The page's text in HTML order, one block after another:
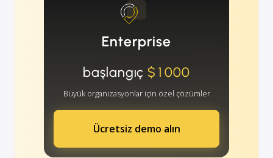
Enterprise
başlangıç$1000
Büyük organizasyonlar için özel çözümler
Ücretsiz demo alın